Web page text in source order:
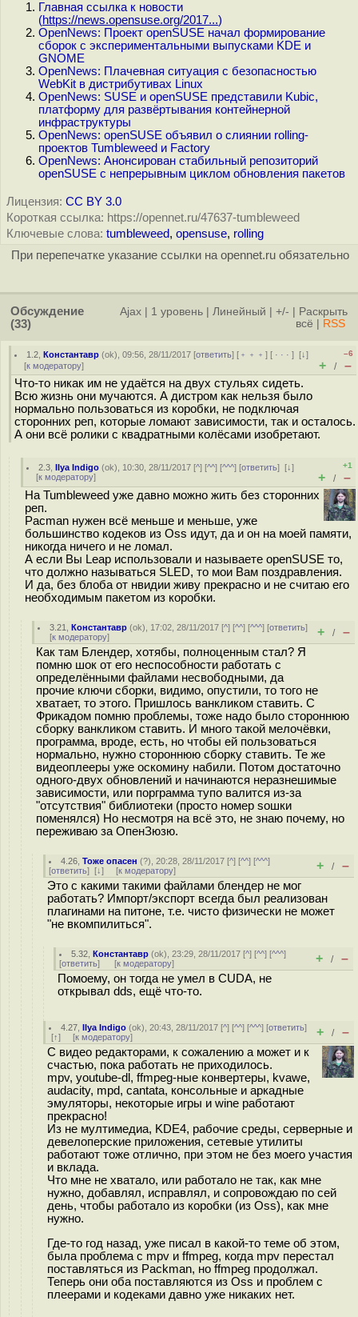
Главная ссылка к новости
(https://news.opensuse.org/2017...)
OpenNews: Проект openSUSE начал формирование
сборок с экспериментальными выпусками KDE и
GNOME
OpenNews: Плачевная ситуация с безопасностью
WebKit в дистрибутивах Linux
OpenNews: SUSE и openSUSE представили Kubic,
платформу для развёртывания контейнерной
инфраструктуры
OpenNews: openSUSE объявил о слиянии rolling-
проектов Tumbleweed и Factory
OpenNews: Анонсирован стабильный репозиторий
openSUSE с непрерывным циклом обновления пакетов
Лицензия: CC BY 3.0
Короткая ссылка: https://opennet.ru/47637-tumbleweed
Ключевые слова: tumbleweed, opensuse, rolling
При перепечатке указание ссылки на opennet.ru обязательно
Обсуждение
(33)
Ajax 1 уровень Линейный +/-
Раскрыть
всё
RSS
1.2 ,Константавр (ok), 09:56, 28/11/2017 [ответить] [ ﹢﹢﹢] [ · · ·][↓]
[к модератору]
–6
+ / –
Что-то никак им не удаётся на двух стульях сидеть.
Всю жизнь они мучаются. А дистром как нельзя было
нормально пользоваться из коробки, не подключая
сторонних реп, которые ломают зависимости, так и осталось.
А они всё ролики с квадратными колёсами изобретают.
2.3 ,Ilya Indigo (ok), 10:30, 28/11/2017 [^] [^^] [^^^] [ответить][↓]
[к модератору]
+1
+ / –
На Tumbleweed уже давно можно жить без сторонних
реп.
Pacman нужен всё меньше и меньше, уже
большинство кодеков из Oss идут, да и он на моей памяти,
никогда ничего и не ломал.
А если Вы Leap использовали и называете openSUSE то,
что должно называться SLED, то мои Вам поздравления.
И да, без блоба от нвидии живу прекрасно и не считаю его
необходимым пакетом из коробки.
3.21 ,Константавр (ok), 17:02, 28/11/2017 [^] [^^] [^^^] [ответить]
[к модератору] + / –
Как там Блендер, хотябы, полноценным стал? Я
помню шок от его неспособности работать с
определёнными файлами несвободными, да
прочие ключи сборки, видимо, опустили, то того не
хватает, то этого. Пришлось ванкликом ставить. С
Фрикадом помню проблемы, тоже надо было стороннюю
сборку ванкликом ставить. И много такой мелочёвки,
программа, вроде, есть, но чтобы ей пользоваться
нормально, нужно стороннюю сборку ставить. Те же
видеоплееры уже оскомину набили. Потом достаточно
одного-двух обновлений и начинаются неразнешимые
зависимости, или порграмма тупо валится из-за
"отсутствия" библиотеки (просто номер soшки
поменялся) Но несмотря на всё это, не знаю почему, но
переживаю за ОпенЗюзю.
4.26 ,Тоже опасен (?), 20:28, 28/11/2017 [^] [^^] [^^^]
[ответить] [↓] [к модератору] + / –
Это с какими такими файлами блендер не мог
работать? Импорт/экспорт всегда был реализован
плагинами на питоне, т.е. чисто физически не может
"не вкомпилиться".
5.32 ,Константавр (ok), 23:29, 28/11/2017 [^] [^^] [^^^]
[ответить] [к модератору] + / –
Помоему, он тогда не умел в CUDA, не
открывал dds, ещё что-то.
4.27 ,Ilya Indigo (ok), 20:43, 28/11/2017 [^] [^^] [^^^] [ответить]
[↑] [к модератору] + / –
С видео редакторами, к сожалению а может и к
счастью, пока работать не приходилось.
mpv, youtube-dl, ffmpeg-ные конвертеры, kvawe,
audacity, mpd, cantata, консольные и аркадные
эмуляторы, некоторые игры и wine работают
прекрасно!
Из не мултимедиа, KDE4, рабочие среды, серверные и
девелоперские приложения, сетевые утилиты
работают тоже отлично, при этом не без моего участия
и вклада.
Что мне не хватало, или работало не так, как мне
нужно, добавлял, исправлял, и сопровождаю по сей
день, чтобы работало из коробки (из Oss), как мне
нужно.
Где-то год назад, уже писал в какой-то теме об этом,
была проблема с mpv и ffmpeg, когда mpv перестал
поставляться из Packman, но ffmpeg продолжал.
Теперь они оба поставляются из Oss и проблем с
плеерами и кодеками давно уже никаких нет.